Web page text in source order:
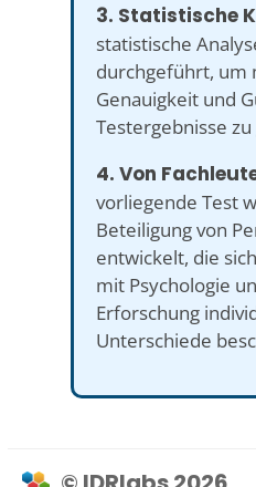
3. Statistische
statistische
durchgeführt, um
Genauigkeit und
Testergebnisse
4. Von
vorliegende Test
Beteiligung von
entwickelt, die
mit Psychologie
Erforschung
Unterschiede